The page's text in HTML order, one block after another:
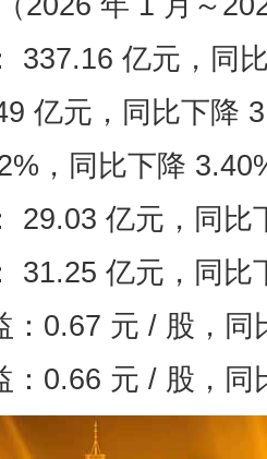
亿元，同
元，同比下降
，同比下降
亿元，同比
亿元，同比
0.67 元 / 股，同
0.66 元 / 股，同